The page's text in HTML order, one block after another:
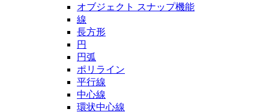
オブジェクト スナップ機能
線
長方形
円
円弧
ポリライン
平行線
中心線
環状中心線